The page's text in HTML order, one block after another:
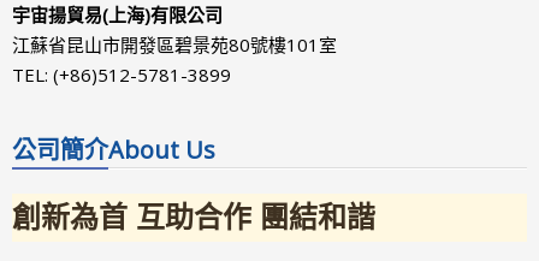
宇宙揚貿易(上海)有限公司
江蘇省昆山市開發區碧景苑80號樓101室
TEL: (+86)512-5781-3899
公司簡介About Us
創新為首 互助合作 團結和諧